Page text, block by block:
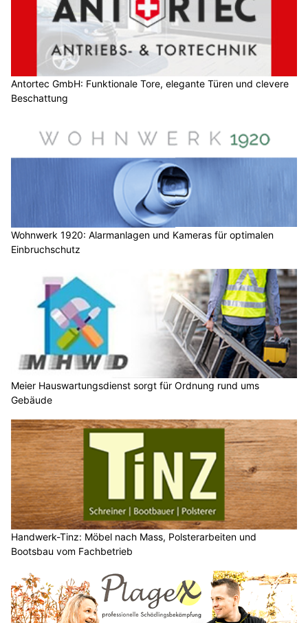
Antortec GmbH: Funktionale Tore, elegante Türen und clevere
Beschattung
Wohnwerk 1920: Alarmanlagen und Kameras für optimalen
Einbruchschutz
Meier Hauswartungsdienst sorgt für Ordnung rund ums
Gebäude
Handwerk-Tinz: Möbel nach Mass, Polsterarbeiten und
Bootsbau vom Fachbetrieb